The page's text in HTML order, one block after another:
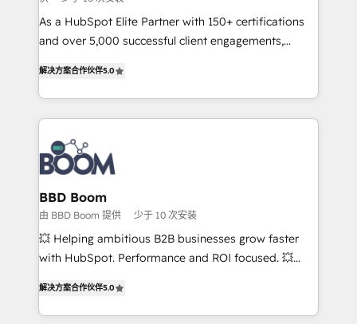
responsiveness, and ongoing support, we equip
your team to adopt new systems with confidence
customer engagement.
As a HubSpot Elite Partner with 150+ certifications
and over 5,000 successful client engagements,
measurable, scalable growth. From onboarding to
enterprise-grade campaigns, our in-house team
builds scalable strategies that drive long-term
revenue. ⚙️ HubSpot Integration & Optimization •
Seamless CRM, CMS, and automation setup •
Complex platform migrations and data cleanups •
Custom APIs and third-party integrations 📈 End-to-
End Revenue Acceleration • Lifecycle marketing and
pipeline growth programs • Sales enablement tools
and CRM optimization • Retention strategies with
Execution • 750+ onboardings and 2,000+
implementations • Deep expertise across marketing,
解决方案合作伙伴5.0
BBD Boom
由 BBD Boom 提供 少于 10 次安装
💥 Helping ambitious B2B businesses grow faster
with HubSpot. Performance and ROI focused. 💥
to HubSpot Better. We work with your teams to
solve all your HubSpot challenges and improve user
解决方案合作伙伴5.0